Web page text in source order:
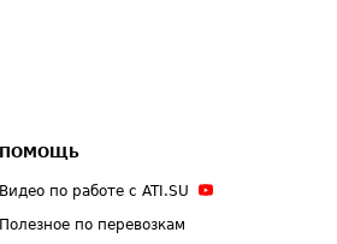
ПОМОЩЬ
Видео по работе с ATI.SU
Полезное по перевозкам